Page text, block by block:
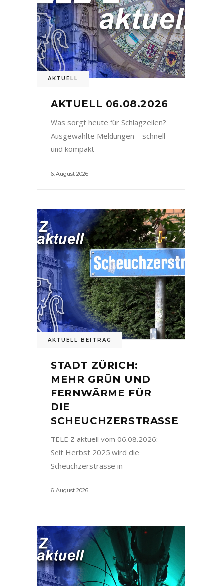
AKTUELL
AKTUELL 06.08.2026
Was sorgt heute für Schlagzeilen?
Ausgewählte Meldungen – schnell
und kompakt –
6. August 2026
AKTUELL BEITRAG
STADT ZÜRICH:
MEHR GRÜN UND
FERNWÄRME FÜR
DIE
SCHEUCHZERSTRASSE
TELE Z aktuell vom 06.08.2026:
Seit Herbst 2025 wird die
Scheuchzerstrasse in
6. August 2026